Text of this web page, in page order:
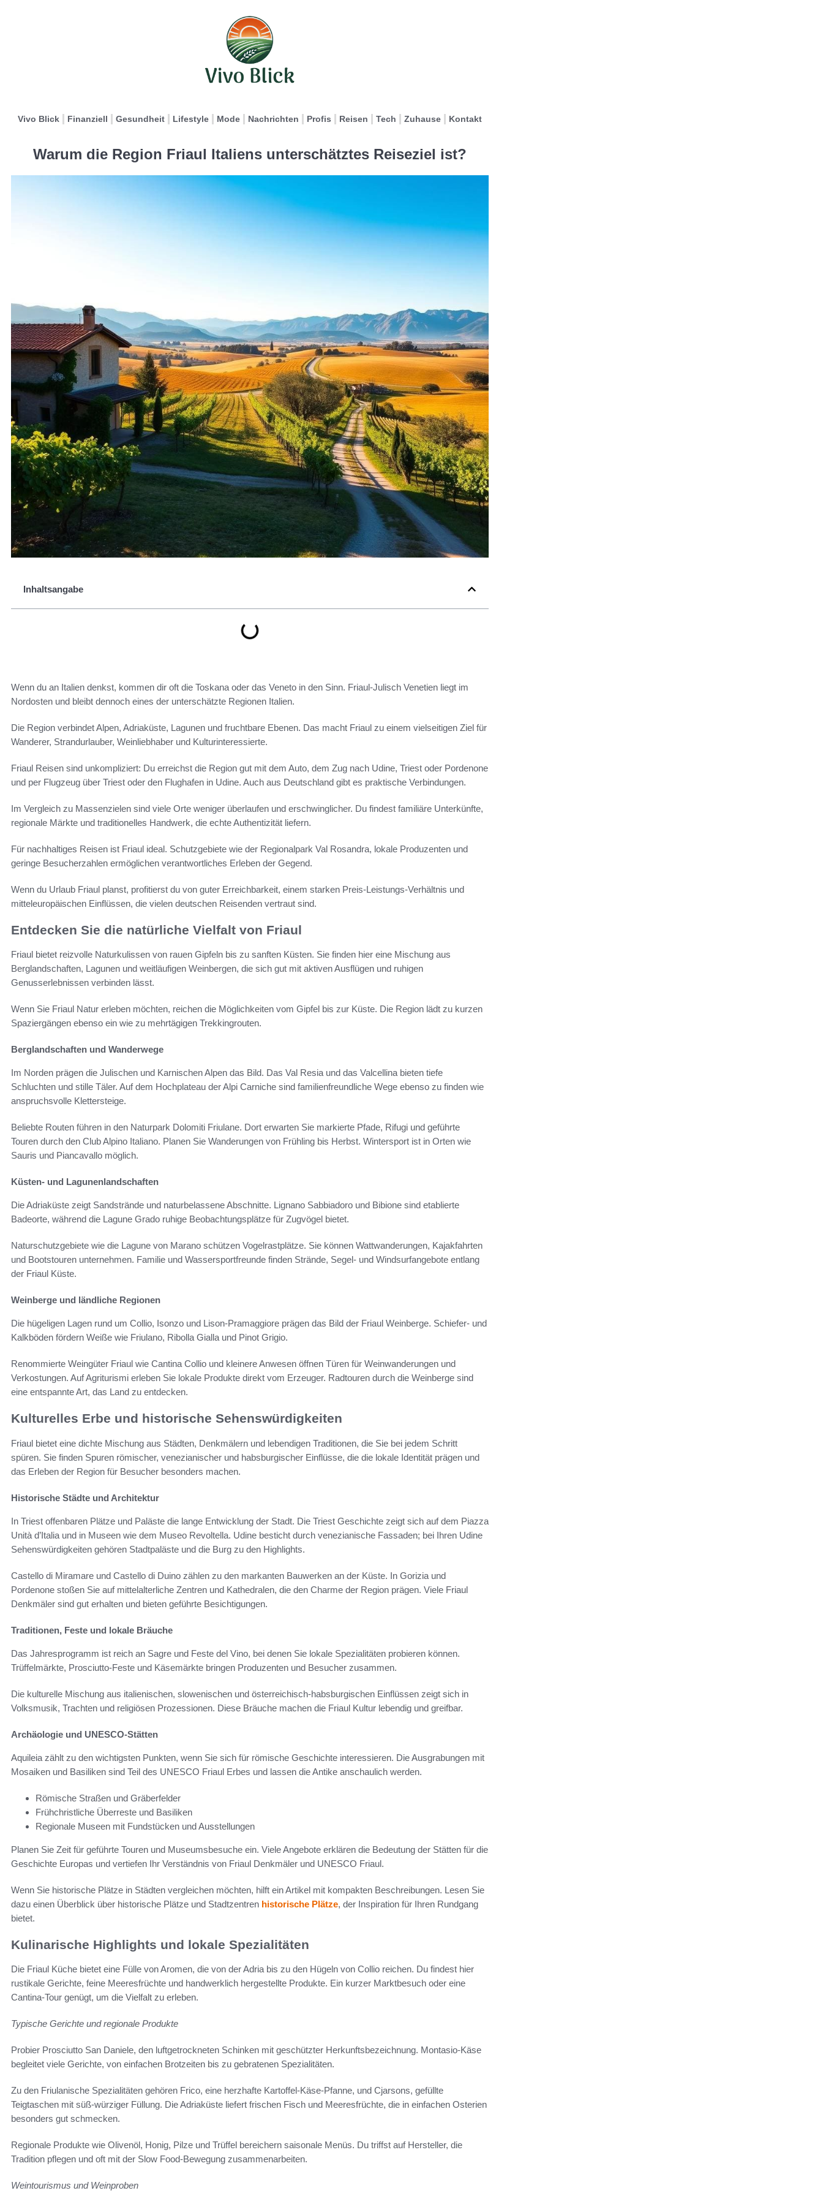
Vivo Blick Finanziell Gesundheit Lifestyle Mode Nachrichten Profis Reisen Tech Zuhause Kontakt
Warum die Region Friaul Italiens unterschätztes Reiseziel ist?
Inhaltsangabe
Wenn du an Italien denkst, kommen dir oft die Toskana oder das Veneto in den Sinn. Friaul-Julisch Venetien liegt im
Nordosten und bleibt dennoch eines der unterschätzte Regionen Italien.
Die Region verbindet Alpen, Adriaküste, Lagunen und fruchtbare Ebenen. Das macht Friaul zu einem vielseitigen Ziel für
Wanderer, Strandurlauber, Weinliebhaber und Kulturinteressierte.
Friaul Reisen sind unkompliziert: Du erreichst die Region gut mit dem Auto, dem Zug nach Udine, Triest oder Pordenone
und per Flugzeug über Triest oder den Flughafen in Udine. Auch aus Deutschland gibt es praktische Verbindungen.
Im Vergleich zu Massenzielen sind viele Orte weniger überlaufen und erschwinglicher. Du findest familiäre Unterkünfte,
regionale Märkte und traditionelles Handwerk, die echte Authentizität liefern.
Für nachhaltiges Reisen ist Friaul ideal. Schutzgebiete wie der Regionalpark Val Rosandra, lokale Produzenten und
geringe Besucherzahlen ermöglichen verantwortliches Erleben der Gegend.
Wenn du Urlaub Friaul planst, profitierst du von guter Erreichbarkeit, einem starken Preis-Leistungs-Verhältnis und
mitteleuropäischen Einflüssen, die vielen deutschen Reisenden vertraut sind.
Entdecken Sie die natürliche Vielfalt von Friaul
Friaul bietet reizvolle Naturkulissen von rauen Gipfeln bis zu sanften Küsten. Sie finden hier eine Mischung aus
Berglandschaften, Lagunen und weitläufigen Weinbergen, die sich gut mit aktiven Ausflügen und ruhigen
Genusserlebnissen verbinden lässt.
Wenn Sie Friaul Natur erleben möchten, reichen die Möglichkeiten vom Gipfel bis zur Küste. Die Region lädt zu kurzen
Spaziergängen ebenso ein wie zu mehrtägigen Trekkingrouten.
Berglandschaften und Wanderwege
Im Norden prägen die Julischen und Karnischen Alpen das Bild. Das Val Resia und das Valcellina bieten tiefe
Schluchten und stille Täler. Auf dem Hochplateau der Alpi Carniche sind familienfreundliche Wege ebenso zu finden wie
anspruchsvolle Klettersteige.
Beliebte Routen führen in den Naturpark Dolomiti Friulane. Dort erwarten Sie markierte Pfade, Rifugi und geführte
Touren durch den Club Alpino Italiano. Planen Sie Wanderungen von Frühling bis Herbst. Wintersport ist in Orten wie
Sauris und Piancavallo möglich.
Küsten- und Lagunenlandschaften
Die Adriaküste zeigt Sandstrände und naturbelassene Abschnitte. Lignano Sabbiadoro und Bibione sind etablierte
Badeorte, während die Lagune Grado ruhige Beobachtungsplätze für Zugvögel bietet.
Naturschutzgebiete wie die Lagune von Marano schützen Vogelrastplätze. Sie können Wattwanderungen, Kajakfahrten
und Bootstouren unternehmen. Familie und Wassersportfreunde finden Strände, Segel- und Windsurfangebote entlang
der Friaul Küste.
Weinberge und ländliche Regionen
Die hügeligen Lagen rund um Collio, Isonzo und Lison-Pramaggiore prägen das Bild der Friaul Weinberge. Schiefer- und
Kalkböden fördern Weiße wie Friulano, Ribolla Gialla und Pinot Grigio.
Renommierte Weingüter Friaul wie Cantina Collio und kleinere Anwesen öffnen Türen für Weinwanderungen und
Verkostungen. Auf Agriturismi erleben Sie lokale Produkte direkt vom Erzeuger. Radtouren durch die Weinberge sind
eine entspannte Art, das Land zu entdecken.
Kulturelles Erbe und historische Sehenswürdigkeiten
Friaul bietet eine dichte Mischung aus Städten, Denkmälern und lebendigen Traditionen, die Sie bei jedem Schritt
spüren. Sie finden Spuren römischer, venezianischer und habsburgischer Einflüsse, die die lokale Identität prägen und
das Erleben der Region für Besucher besonders machen.
Historische Städte und Architektur
In Triest offenbaren Plätze und Paläste die lange Entwicklung der Stadt. Die Triest Geschichte zeigt sich auf dem Piazza
Unità d’Italia und in Museen wie dem Museo Revoltella. Udine besticht durch venezianische Fassaden; bei Ihren Udine
Sehenswürdigkeiten gehören Stadtpaläste und die Burg zu den Highlights.
Castello di Miramare und Castello di Duino zählen zu den markanten Bauwerken an der Küste. In Gorizia und
Pordenone stoßen Sie auf mittelalterliche Zentren und Kathedralen, die den Charme der Region prägen. Viele Friaul
Denkmäler sind gut erhalten und bieten geführte Besichtigungen.
Traditionen, Feste und lokale Bräuche
Das Jahresprogramm ist reich an Sagre und Feste del Vino, bei denen Sie lokale Spezialitäten probieren können.
Trüffelmärkte, Prosciutto‑Feste und Käsemärkte bringen Produzenten und Besucher zusammen.
Die kulturelle Mischung aus italienischen, slowenischen und österreichisch‑habsburgischen Einflüssen zeigt sich in
Volksmusik, Trachten und religiösen Prozessionen. Diese Bräuche machen die Friaul Kultur lebendig und greifbar.
Archäologie und UNESCO‑Stätten
Aquileia zählt zu den wichtigsten Punkten, wenn Sie sich für römische Geschichte interessieren. Die Ausgrabungen mit
Mosaiken und Basiliken sind Teil des UNESCO Friaul Erbes und lassen die Antike anschaulich werden.
Römische Straßen und Gräberfelder
Frühchristliche Überreste und Basiliken
Regionale Museen mit Fundstücken und Ausstellungen
Planen Sie Zeit für geführte Touren und Museumsbesuche ein. Viele Angebote erklären die Bedeutung der Stätten für die
Geschichte Europas und vertiefen Ihr Verständnis von Friaul Denkmäler und UNESCO Friaul.
Wenn Sie historische Plätze in Städten vergleichen möchten, hilft ein Artikel mit kompakten Beschreibungen. Lesen Sie
dazu einen Überblick über historische Plätze und Stadtzentren historische Plätze, der Inspiration für Ihren Rundgang
bietet.
Kulinarische Highlights und lokale Spezialitäten
Die Friaul Küche bietet eine Fülle von Aromen, die von der Adria bis zu den Hügeln von Collio reichen. Du findest hier
rustikale Gerichte, feine Meeresfrüchte und handwerklich hergestellte Produkte. Ein kurzer Marktbesuch oder eine
Cantina-Tour genügt, um die Vielfalt zu erleben.
Typische Gerichte und regionale Produkte
Probier Prosciutto San Daniele, den luftgetrockneten Schinken mit geschützter Herkunftsbezeichnung. Montasio-Käse
begleitet viele Gerichte, von einfachen Brotzeiten bis zu gebratenen Spezialitäten.
Zu den Friulanische Spezialitäten gehören Frico, eine herzhafte Kartoffel-Käse-Pfanne, und Cjarsons, gefüllte
Teigtaschen mit süß-würziger Füllung. Die Adriaküste liefert frischen Fisch und Meeresfrüchte, die in einfachen Osterien
besonders gut schmecken.
Regionale Produkte wie Olivenöl, Honig, Pilze und Trüffel bereichern saisonale Menüs. Du triffst auf Hersteller, die
Tradition pflegen und oft mit der Slow Food-Bewegung zusammenarbeiten.
Weintourismus und Weinproben